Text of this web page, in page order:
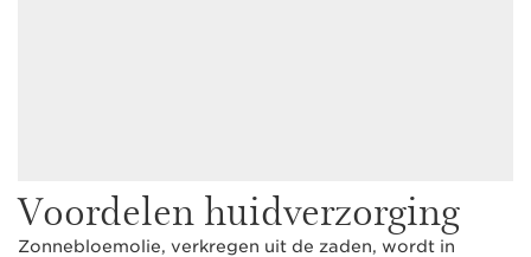
Voordelen huidverzorging
Zonnebloemolie, verkregen uit de zaden, wordt in